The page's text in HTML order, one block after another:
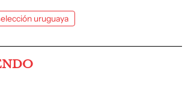
uruguaya